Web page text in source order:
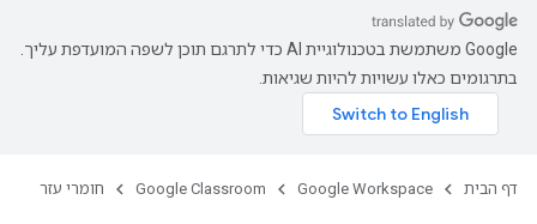
‫Google משתמשת בטכנולוגיית AI כדי לתרגם תוכן לשפה המועדפת עליך.
בתרגומים כאלו עשויות להיות שגיאות.
דף הבית Google Workspace
Google Classroom חומרי עזר